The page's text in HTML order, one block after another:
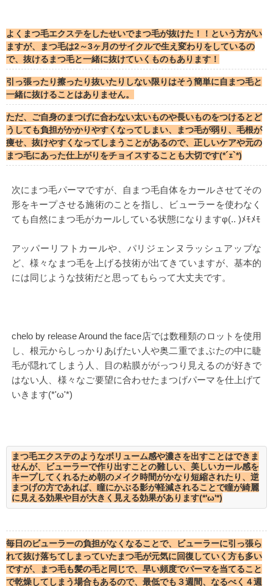
よくまつ毛エクステをしたせいでまつ毛が抜けた！！という方がい
ますが、まつ毛は2～3ヶ月のサイクルで生え変わりをしているの
で、抜けるまつ毛と一緒に抜けていくものもあります！
引っ張ったり擦ったり抜いたりしない限りはそう簡単に自まつ毛と
一緒に抜けることはありません。
ただ、ご自身のまつげに合わない太いものや長いものをつけるとど
うしても負担がかかりやすくなってしまい、まつ毛が弱り、毛根が
痩せ、抜けやすくなってしまうことがあるので、正しいケアや元の
まつ毛にあった仕上がりをチョイスすることも大切です(*´ｪ`*)
次にまつ毛パーマですが、自まつ毛自体をカールさせてその
形をキープさせる施術のことを指し、ビューラーを使わなく
ても自然にまつ毛がカールしている状態になりますφ(.. )ﾒﾓﾒﾓ
アッパーリフトカールや、パリジェンヌラッシュアップな
ど、様々なまつ毛を上げる技術が出てきていますが、基本的
には同じような技術だと思ってもらって大丈夫です。
chelo by release Around the face店では数種類のロットを使用
し、根元からしっかりあげたい人や奥二重でまぶたの中に睫
毛が隠れてしまう人、目の粘膜ががっつり見えるのが好きで
はない人、様々なご要望に合わせたまつげパーマを仕上げて
いきます(*'ω'*)
まつ毛エクステのようなボリューム感や濃さを出すことはできま
せんが、ビューラーで作り出すことの難しい、美しいカール感を
キープしてくれるため朝のメイク時間がかなり短縮されたり、逆
まつげの方であれば、瞳にかぶる影が軽減されることで瞳が綺麗
に見える効果や目が大きく見える効果があります(*'ω'*)
毎日のビューラーの負担がなくなることで、ビューラーに引っ張ら
れて抜け落ちてしまっていたまつ毛が元気に回復していく方も多い
ですが、まつ毛も髪の毛と同じで、早い頻度でパーマを当てること
で乾燥してしまう場合もあるので、最低でも３週間、なるべく４週